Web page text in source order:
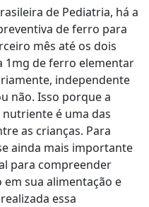
de Pediatria, há a
de ferro para
mês até os dois
1mg de ferro elementar
independente
não. Isso porque a
nutriente é uma das
as crianças. Para
ainda mais importante
para compreender
sua alimentação e
essa